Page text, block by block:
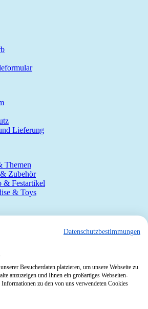
Lieferung
Themen
Zubehör
& Festartikel
& Toys
Pinterest
Garantie
Datenschutzbestimmungen
Besucherdaten platzieren, um unsere Webseite zu
anzuzeigen und Ihnen ein großartiges Webseiten-
zu den von uns verwendeten Cookies